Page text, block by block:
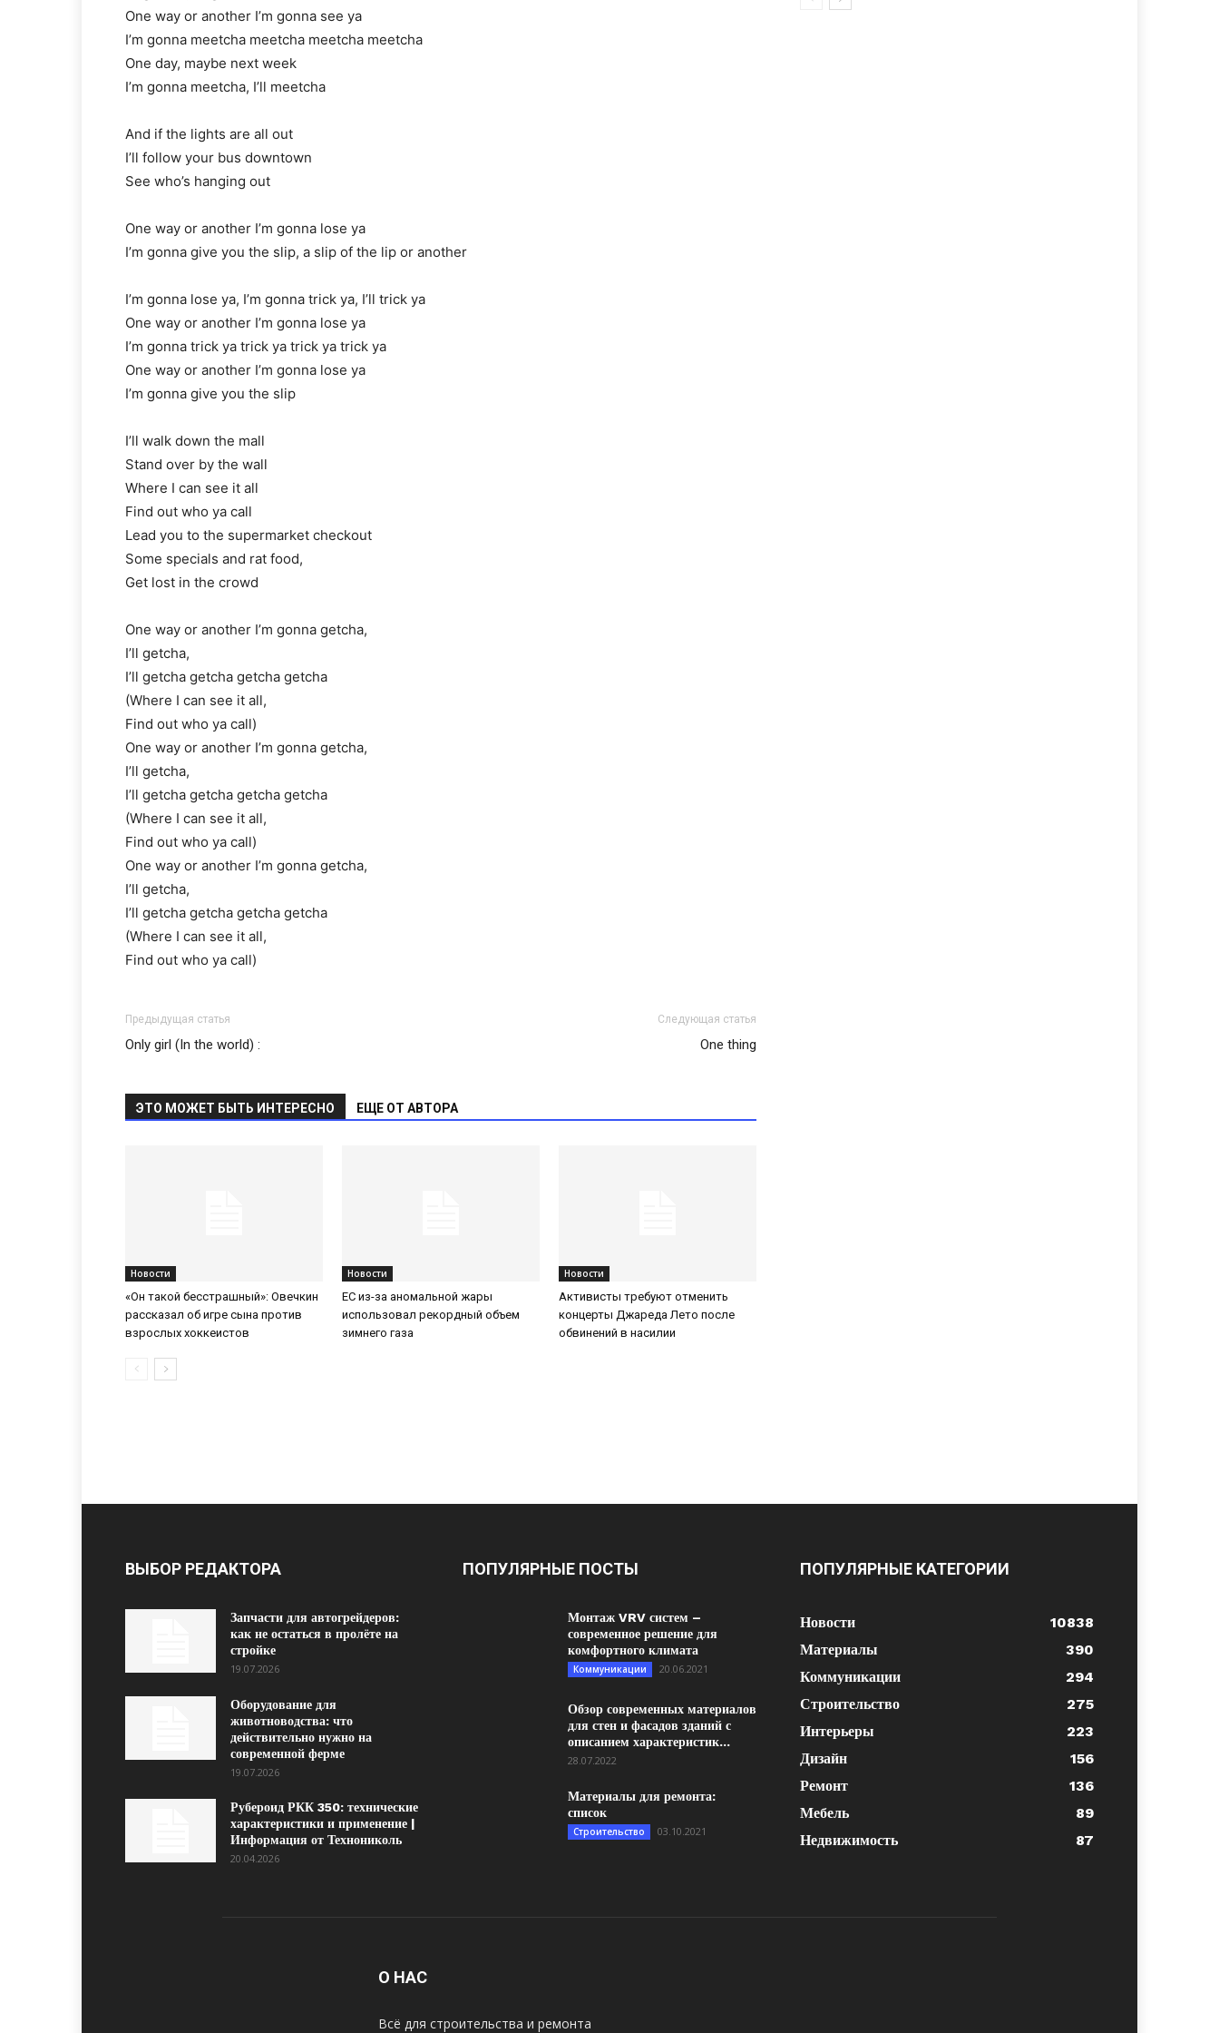
One way or another I’m gonna see ya
I’m gonna meetcha meetcha meetcha meetcha
One day, maybe next week
I’m gonna meetcha, I’ll meetcha
And if the lights are all out
I’ll follow your bus downtown
See who’s hanging out
One way or another I’m gonna lose ya
I’m gonna give you the slip, a slip of the lip or another
I’m gonna lose ya, I’m gonna trick ya, I’ll trick ya
One way or another I’m gonna lose ya
I’m gonna trick ya trick ya trick ya trick ya
One way or another I’m gonna lose ya
I’m gonna give you the slip
I’ll walk down the mall
Stand over by the wall
Where I can see it all
Find out who ya call
Lead you to the supermarket checkout
Some specials and rat food,
Get lost in the crowd
One way or another I’m gonna getcha,
I’ll getcha,
I’ll getcha getcha getcha getcha
(Where I can see it all,
Find out who ya call)
One way or another I’m gonna getcha,
I’ll getcha,
I’ll getcha getcha getcha getcha
(Where I can see it all,
Find out who ya call)
One way or another I’m gonna getcha,
I’ll getcha,
I’ll getcha getcha getcha getcha
(Where I can see it all,
Find out who ya call)
Предыдущая статья
Only girl (In the world) :
Следующая статья
One thing
ЭТО МОЖЕТ БЫТЬ ИНТЕРЕСНО ЕЩЕ ОТ АВТОРА
Новости
«Он такой бесстрашный»: Овечкин
рассказал об игре сына против
взрослых хоккеистов
Новости
ЕС из-за аномальной жары
использовал рекордный объем
зимнего газа
Новости
Активисты требуют отменить
концерты Джареда Лето после
обвинений в насилии
ВЫБОР РЕДАКТОРА
Запчасти для автогрейдеров:
как не остаться в пролёте на
стройке
19.07.2026
Оборудование для
животноводства: что
действительно нужно на
современной ферме
19.07.2026
Рубероид РКК 350: технические
характеристики и применение |
Информация от Технониколь
20.04.2026
ПОПУЛЯРНЫЕ ПОСТЫ
Монтаж VRV систем –
современное решение для
комфортного климата
Коммуникации 20.06.2021
Обзор современных материалов
для стен и фасадов зданий с
описанием характеристик...
28.07.2022
Материалы для ремонта:
список
Строительство 03.10.2021
ПОПУЛЯРНЫЕ КАТЕГОРИИ
Новости
10838
Материалы
390
Коммуникации
294
Строительство
275
Интерьеры
223
Дизайн
156
Ремонт
136
Мебель
89
Недвижимость
87
О НАС
Всё для строительства и ремонта